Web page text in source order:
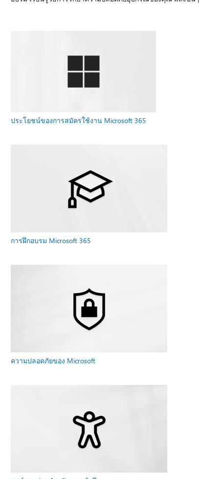
ประโยชน์ของการสมัครใช้งาน Microsoft 365
การฝึกอบรม Microsoft 365
ความปลอดภัยของ Microsoft